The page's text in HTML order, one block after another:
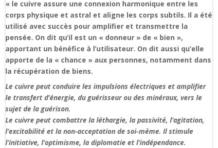
« le cuivre assure une connexion harmonique entre les
corps physique et astral et aligne les corps subtils. Il a été
utilisé avec succès pour amplifier et transmettre la
pensée. On dit qu’il est un « donneur » de « bien »,
apportant un bénéfice à l’utilisateur. On dit aussi qu’elle
apporte de la « chance » aux personnes, notamment dans
la récupération de biens.
Le cuivre peut conduire les impulsions électriques et amplifier
le transfert d’énergie, du guérisseur ou des minéraux, vers le
sujet de la guérison.
Le cuivre peut combattre la léthargie, la passivité, l’agitation,
l’excitabilité et la non-acceptation de soi-même. Il stimule
l’initiative, l’optimisme, la diplomatie et l’indépendance.